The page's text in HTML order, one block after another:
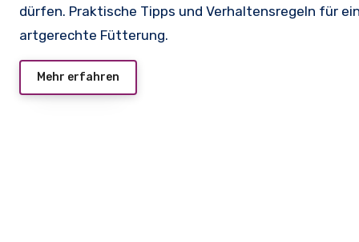
dürfen. Praktische Tipps und Verhaltensregeln für
artgerechte Fütterung.
Mehr erfahren